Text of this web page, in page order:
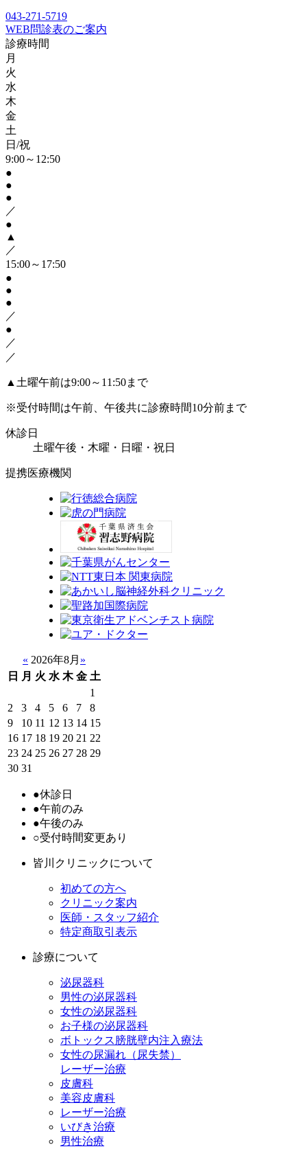
043-271-5719
WEB問診表のご案内
診療時間
月
火
水
木
金
土
日/祝
9:00～12:50
●
●
●
／
●
▲
／
15:00～17:50
●
●
●
／
●
／
／
▲ 土曜午前は9:00～11:50まで
※受付時間は午前、午後共に診療時間10分前まで
休診日
土曜午後・木曜・日曜・祝日
提携医療機関
« 2026年8月 »
日
月 火 水 木 金 土
1
2
3 4 5 6 7
8
9
10 11 12 13 14 15
16 17 18 19 20 21 22
23 24 25 26 27 28 29
30 31
●休診日
●午前のみ
●午後のみ
○受付時間変更あり
皆川クリニックについて
初めての方へ
クリニック案内
医師・スタッフ紹介
特定商取引表示
診療について
泌尿器科
男性の泌尿器科
女性の泌尿器科
お子様の泌尿器科
ボトックス膀胱壁内注入療法
女性の尿漏れ（尿失禁）
レーザー治療
皮膚科
美容皮膚科
レーザー治療
いびき治療
男性治療